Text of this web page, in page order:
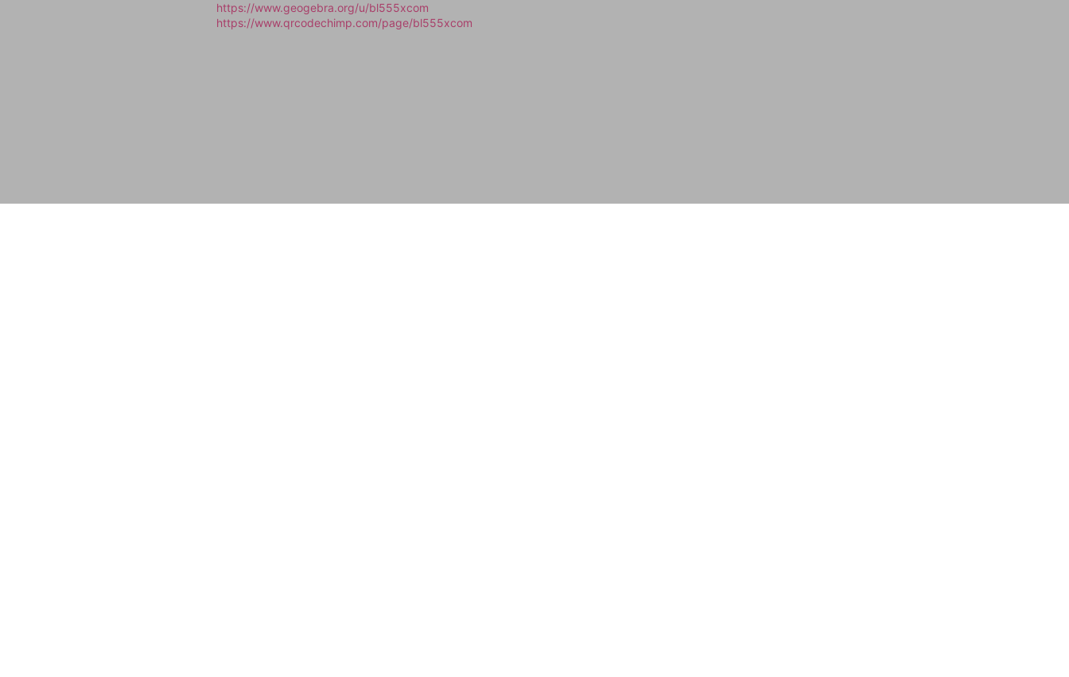
https://www.geogebra.org/u/bl555xcom
https://www.qrcodechimp.com/page/bl555xcom